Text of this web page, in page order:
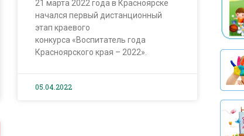
21 марта 2022 года в Красноярске
начался первый дистанционный
этап краевого
конкурса «Воспитатель года
Красноярского края – 2022».
05.04.2022